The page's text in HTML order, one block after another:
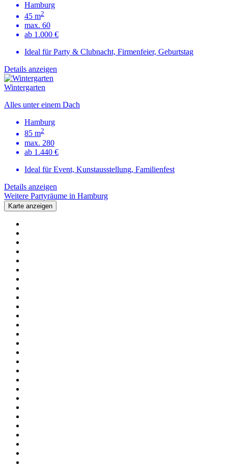
Hamburg
45 m2
max. 60
ab 1.000 €
Ideal für Party & Clubnacht, Firmenfeier, Geburtstag
Details anzeigen
Wintergarten
Alles unter einem Dach
Hamburg
85 m2
max. 280
ab 1.440 €
Ideal für Event, Kunstausstellung, Familienfest
Details anzeigen
Weitere Partyräume in Hamburg
Karte anzeigen